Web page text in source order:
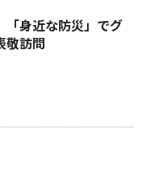
身近な防災」でグ
敬訪問